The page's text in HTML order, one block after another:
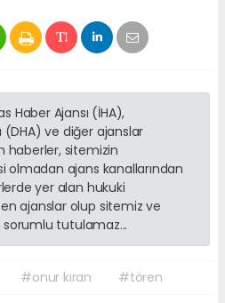
Haber Ajansı (İHA),
(DHA) ve diğer ajanslar
haberler, sitemizin
olmadan ajans kanallarından
yer alan hukuki
ajanslar olup sitemiz ve
tutulamaz...
#onur kıran #tören